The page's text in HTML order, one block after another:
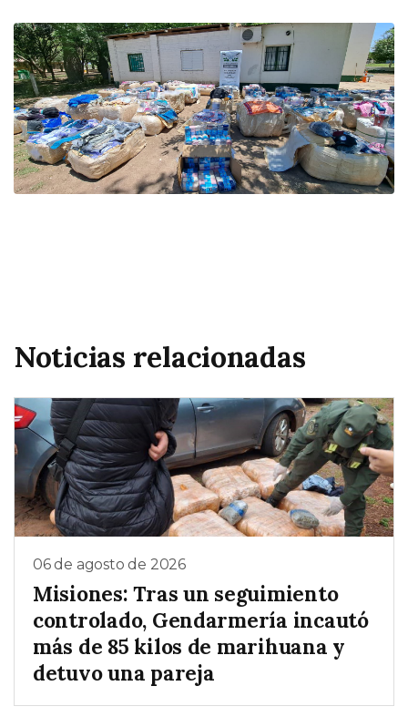
Noticias relacionadas
06 de agosto de 2026
Misiones: Tras un seguimiento
controlado, Gendarmería incautó
más de 85 kilos de marihuana y
detuvo una pareja